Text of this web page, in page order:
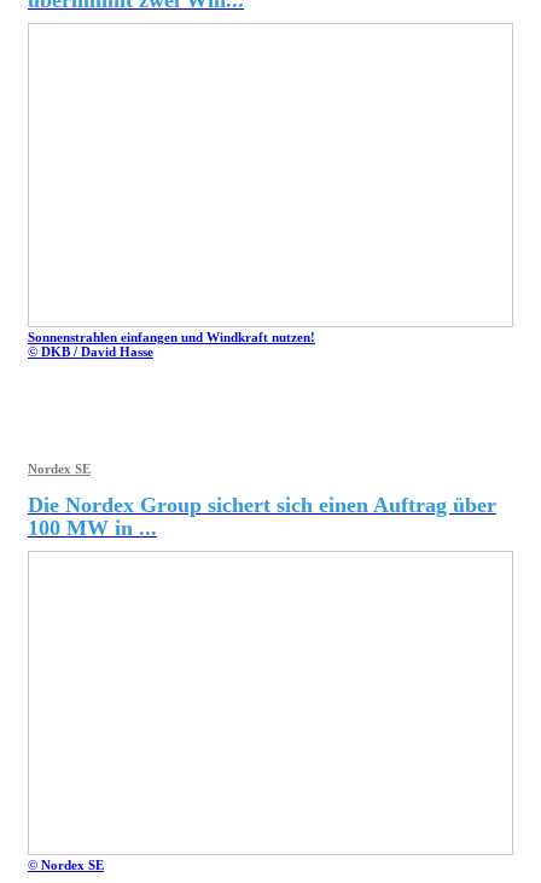
Sonnenstrahlen einfangen und Windkraft nutzen!
© DKB / David Hasse
Nordex SE
Die Nordex Group sichert sich einen Auftrag über
100 MW in ...
© Nordex SE